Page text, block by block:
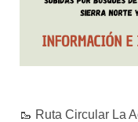
🥾 Ruta Circular La